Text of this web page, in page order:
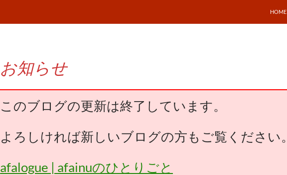
HOME
お知らせ
このブログの更新は終了しています。
よろしければ新しいブログの方もご覧ください。
afalogue | afainuのひとりごと